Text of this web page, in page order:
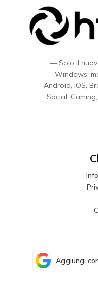
— Solo il
Windows,
Android, iOS,
Social,
Aggiungi